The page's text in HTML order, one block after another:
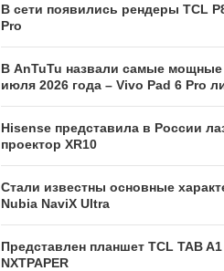
В сети появились рендеры TCL
Pro
В AnTuTu назвали самые
июля 2026 года – Vivo Pad 6 Pro
Hisense представила в России
проектор XR10
Стали известны основные
Nubia NaviX Ultra
Представлен планшет TCL TAB
NXTPAPER